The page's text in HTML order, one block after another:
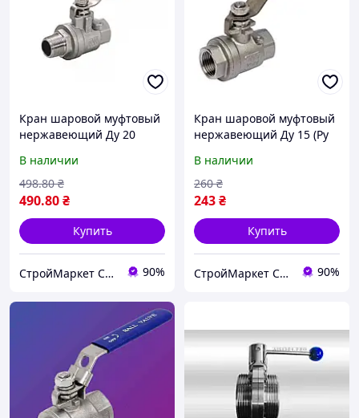
Кран шаровой муфтовый
нержавеющий Ду 20
В наличии
490.80₴
498.80 ₴
Купить
СтройМаркет СТВ 90%
Кран шаровой муфтовый
нержавеющий Ду 15 (Ру
В наличии
243₴
260 ₴
Купить
СтройМаркет СТВ 90%